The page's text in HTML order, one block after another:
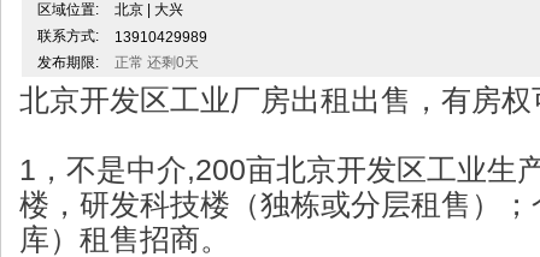
区域位置:
北京 | 大兴
联系方式:
13910429989
发布期限:
正常 还剩0天
北京开发区工业厂房出租出售，有房权
1，不是中介,200亩北京开发区工业生
楼，研发科技楼（独栋或分层租售）
库）租售招商。